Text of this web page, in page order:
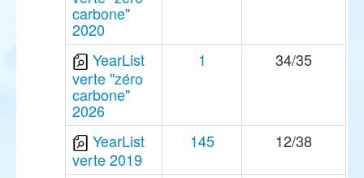
carbone"
2020
YearList
verte "zéro
carbone"
2026
1 34/35
YearList
verte 2019
145 12/38